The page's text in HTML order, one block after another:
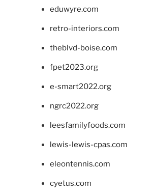
eduwyre.com
retro-interiors.com
theblvd-boise.com
fpet2023.org
e-smart2022.org
ngrc2022.org
leesfamilyfoods.com
lewis-lewis-cpas.com
eleontennis.com
cyetus.com